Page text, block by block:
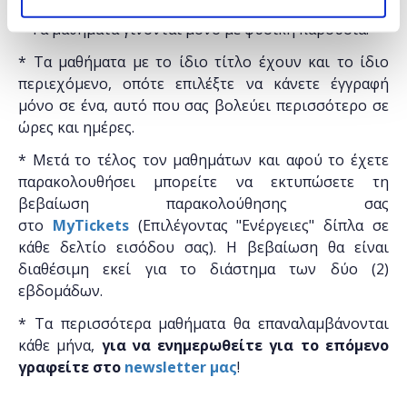
* Τα μαθήματα γίνονται μόνο με φυσική παρουσία.
* Τα μαθήματα με το ίδιο τίτλο έχουν και το ίδιο
περιεχόμενο, οπότε επιλέξτε να κάνετε έγγραφή
μόνο σε ένα, αυτό που σας βολεύει περισσότερο σε
ώρες και ημέρες.
* Μετά το τέλος τον μαθημάτων και αφού το έχετε
παρακολουθήσει μπορείτε να εκτυπώσετε τη
βεβαίωση παρακολούθησης ​σας
στο MyTickets(Επιλέγοντας "Ενέργειες" δίπλα σε
κάθε δελτίο εισόδου σας). Η βεβαίωση θα είναι
διαθέσιμη εκεί για το διάστημα των δύο (2)
εβδομάδων.
* Τα περισσότερα μαθήματα θα επαναλαμβάνονται
κάθε μήνα, για να ενημερωθείτε για το επόμενο
γραφείτε στο newsletter μας!